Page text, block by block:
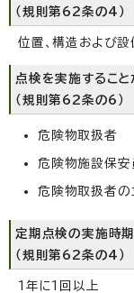
（規則第62条の4）
位置、構造および
点検を実施すること
（規則第62条の6）
危険物取扱者
危険物施設保安
危険物取扱者の
定期点検の実施時期
（規則第62条の4）
1年に1回以上